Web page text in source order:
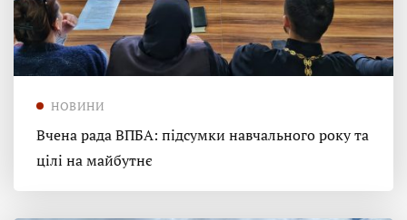
НОВИНИ
Вчена рада ВПБА: підсумки навчального року та
цілі на майбутнє